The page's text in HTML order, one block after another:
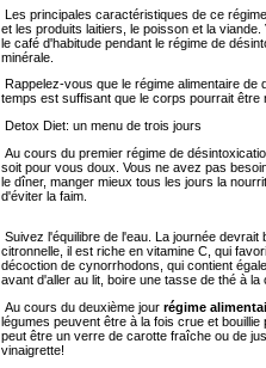
Les principales caractéristiques de ce
et les produits laitiers, le poisson et la
le café d'habitude pendant le régime de
minérale.
Rappelez-vous que le régime alimentaire
temps est suffisant que le corps pourrait être
Detox Diet: un menu de trois jours
Au cours du premier régime de
soit pour vous doux. Vous ne avez pas
le dîner, manger mieux tous les jours la
d'éviter la faim.
Suivez l'équilibre de l'eau. La journée
citronnelle, il est riche en vitamine C, qui
décoction de cynorrhodons, qui contient
avant d'aller au lit, boire une tasse de thé à la
Au cours du deuxième jour régime
légumes peuvent être à la fois crue et
peut être un verre de carotte fraîche ou de
vinaigrette!